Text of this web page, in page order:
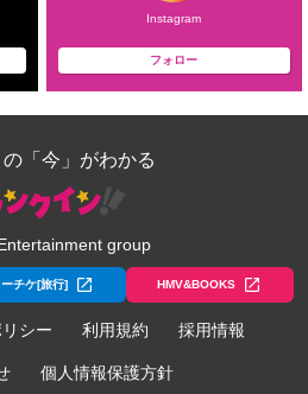
Instagram
フォロー
「今」がわかる
group
ーチケ[旅行] HMV&BOOKS
シー 利用規約 採用情報
個人情報保護方針